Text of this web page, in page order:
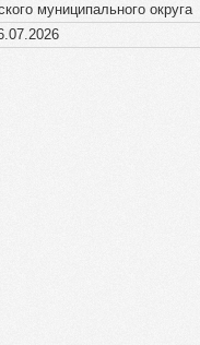
муниципального округа